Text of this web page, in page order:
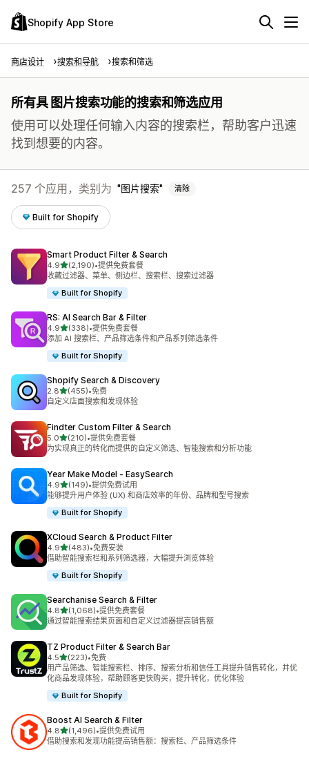
Shopify App Store
商店设计 搜索和导航 搜索和筛选
所有具 图片搜索功能的搜索和筛选应用
使用可以处理任何输入内容的搜索栏，帮助客户迅速
找到想要的内容。
257 个应用，类别为 图片搜索 清除
Built for Shopify
Smart Product Filter & Search
4.9星（满分 5 星）
(2,190)
总共 2190 条评论
•提供免费套餐
收藏过滤器、菜单、侧边栏、搜索栏、搜索过滤器
Built for Shopify
RS: AI Search Bar & Filter
4.9星（满分 5 星）
(338)
总共 338 条评论
•提供免费套餐
添加 AI 搜索栏、产品筛选条件和产品系列筛选条件
Built for Shopify
Shopify Search & Discovery
2.8星（满分 5 星）
(455)
总共 455 条评论
•免费
自定义店面搜索和发现体验
Findter Custom Filter & Search
5.0星（满分 5 星）
(210)
总共 210 条评论
•提供免费套餐
为实现真正的转化而提供的自定义筛选、智能搜索和分析功能
Year Make Model ‑ EasySearch
4.9星（满分 5 星）
(149)
总共 149 条评论
•提供免费试用
能够提升用户体验 (UX) 和商店效率的年份、品牌和型号搜索
Built for Shopify
XCloud Search & Product Filter
4.9星（满分 5 星）
(483)
总共 483 条评论
•免费安装
借助智能搜索栏和系列筛选器，大幅提升浏览体验
Built for Shopify
Searchanise Search & Filter
4.8星（满分 5 星）
(1,068)
总共 1068 条评论
•提供免费套餐
通过智能搜索结果页面和自定义过滤器提高销售额
TZ Product Filter & Search Bar
4.5星（满分 5 星）
(223)
总共 223 条评论
•免费
用产品筛选、智能搜索栏、排序、搜索分析和信任工具提升销售转化，并优
化商品发现体验，帮助顾客更快购买，提升转化，优化体验
Built for Shopify
Boost AI Search & Filter
4.8星（满分 5 星）
(1,496)
总共 1496 条评论
•提供免费试用
借助搜索和发现功能提高销售额：搜索栏、产品筛选条件